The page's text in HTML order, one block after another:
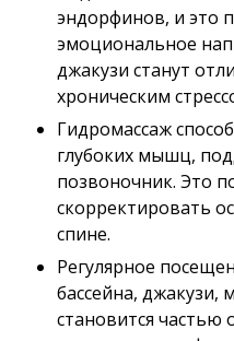
эндорфинов, и это
эмоциональное
джакузи станут
хроническим
Гидромассаж
глубоких мышц,
позвоночник. Это
скорректировать
спине.
Регулярное
бассейна, джакузи,
становится частью